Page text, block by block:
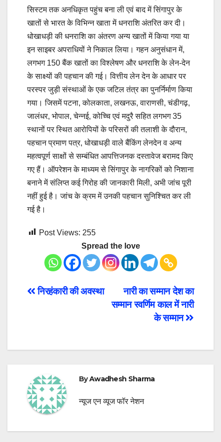
सिस्टम तक अनधिकृत पहुंच बना ली एवं बाद में सिंगापुर के
खातों से भारत के विभिन्न खाता में धनराशि अंतरित कर दी।
धोखाधड़ी की धनराशि का अंतरण अन्य खातों में किया गया या
इन साइबर अपराधियों ने निकाल लिया। गहन अनुसंधान में,
लगभग 150 बैंक खातों का विश्लेषण और धनराशि के लेन-देन
के साक्ष्यों की पहचान की गई। वित्तीय लेन देन के आधार पर
परस्पर जुड़ी संस्थाओं के एक जटिल तंत्र का पुनर्निर्माण किया
गया। जिसमें पटना, कोलकाता, लखनऊ, वाराणसी, चंडीगढ़,
जालंधर, भोपाल, चेन्नई, कोच्चि एवं मदुरै सहित लगभग 35
स्थानों पर स्थित आरोपियों के परिसरों की तलाशी के दौरान,
पहचान प्रमाण पत्र, धोखाधड़ी वाले बैंकिंग लेनदेन व अन्य
महत्वपूर्ण साक्षों से सम्बंधित आपत्तिजनक दस्तावेज बरामद किए
गए हैं। ऑपरेशन के माध्यम से सिंगापुर के नागरिकों को निशाना
बनाने में संलिप्त कई गिरोह की जानकारी मिली, अभी जांच पूरी
नहीं हुई है। जांच के क्रम में उनकी पहचान सुनिश्चित कर ली
गई है।
Post Views: 255
Spread the love
Post
नारी का सम्मान देश का
सम्मान स्वर्णिम काल में नारी
के सम्मान
निरहंकारी की अवस्था
ByAwadhesh Sharma
न्यूज एन व्यूज फॉर नेशन